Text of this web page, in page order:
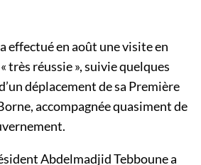
effectué en août une visite en
très réussie », suivie quelques
déplacement de sa Première
accompagnée quasiment de
Abdelmadjid Tebboune a